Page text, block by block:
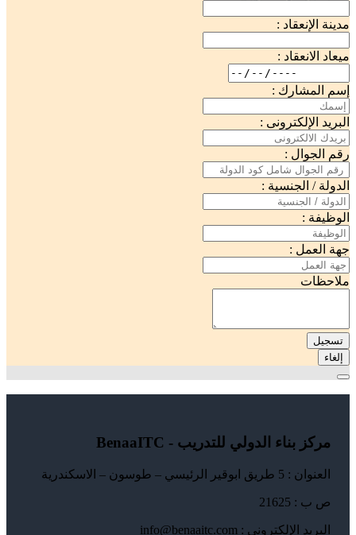
مدينة الإنعقاد :
ميعاد الانعقاد :
إسم المشارك :
البريد الإلكترونى :
رقم الجوال :
الدولة / الجنسية :
الوظيفة :
جهة العمل :
ملاحظات
تسجيل
إلغاء
مركز بناء الدولي للتدريب - BenaaITC
العنوان : 5 طريق ابوقير الرئيسي – طوسون – الاسكندرية
ص ب : 21625
البريد الإلكتروني : info@benaaitc.com